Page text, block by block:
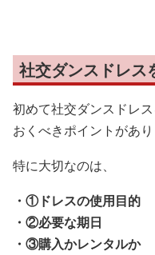
社交ダンスドレス
初めて社交ダンスドレ
おくべきポイントがあり
特に大切なのは、
・①ドレスの使用目的
・②必要な期日
・③購入かレンタルか